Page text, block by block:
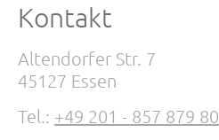
Kontakt
Altendorfer Str. 7
45127 Essen
Tel.: +49 201 - 857 879 80